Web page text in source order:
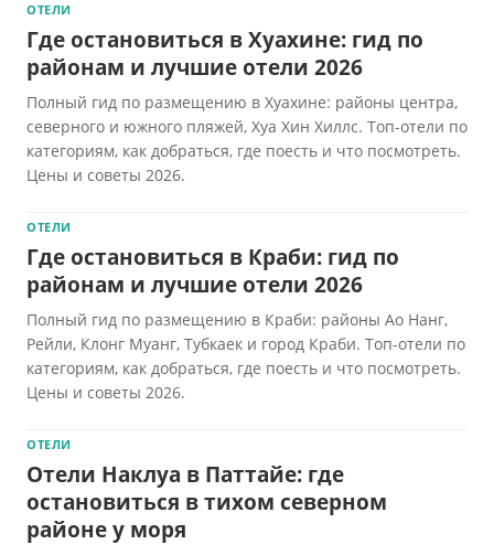
ОТЕЛИ
Где остановиться в Хуахине: гид по
районам и лучшие отели 2026
Полный гид по размещению в Хуахине: районы центра,
северного и южного пляжей, Хуа Хин Хиллс. Топ-отели по
категориям, как добраться, где поесть и что посмотреть.
Цены и советы 2026.
ОТЕЛИ
Где остановиться в Краби: гид по
районам и лучшие отели 2026
Полный гид по размещению в Краби: районы Ао Нанг,
Рейли, Клонг Муанг, Тубкаек и город Краби. Топ-отели по
категориям, как добраться, где поесть и что посмотреть.
Цены и советы 2026.
ОТЕЛИ
Отели Наклуа в Паттайе: где
остановиться в тихом северном
районе у моря